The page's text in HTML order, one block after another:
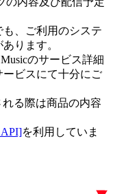
、ご利用のシステ
ります。
のサービス詳細
ビスにて十分にご
れる際は商品の内容
API]を利用していま